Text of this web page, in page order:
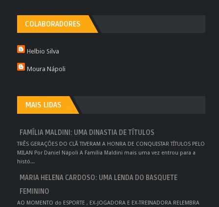
COLABORADORES
Helbio Silva
Moura Nápoli
MAIS LIDAS
FAMÍLIA MALDINI: UMA DINASTIA DE TÍTULOS
TRÊS GERAÇÕES DO CLÃ TIVERAM A HONRA DE CONQUISTAR TÍTULOS PELO
MILAN Por Daniel Nápoli A Família Maldini mais uma vez entrou para a
histó...
MARIA HELENA CARDOSO: UMA LENDA DO BASQUETE
FEMININO
AO MOMENTO do ESPORTE , EX-JOGADORA E EX-TREINADORA RELEMBRA